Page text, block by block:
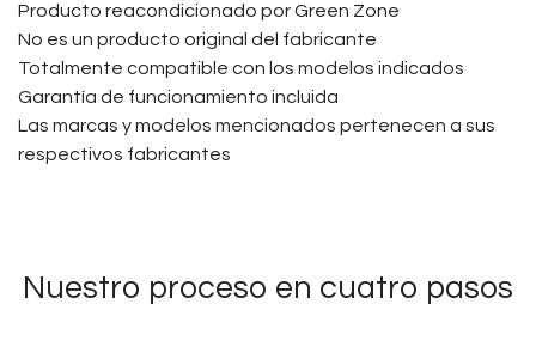
Producto reacondicionado por Green Zone
No es un producto original del fabricante
Totalmente compatible con los modelos indicados
Garantía de funcionamiento incluida
Las marcas y modelos mencionados pertenecen a sus
respectivos fabricantes
Nuestro proceso en cuatro pasos